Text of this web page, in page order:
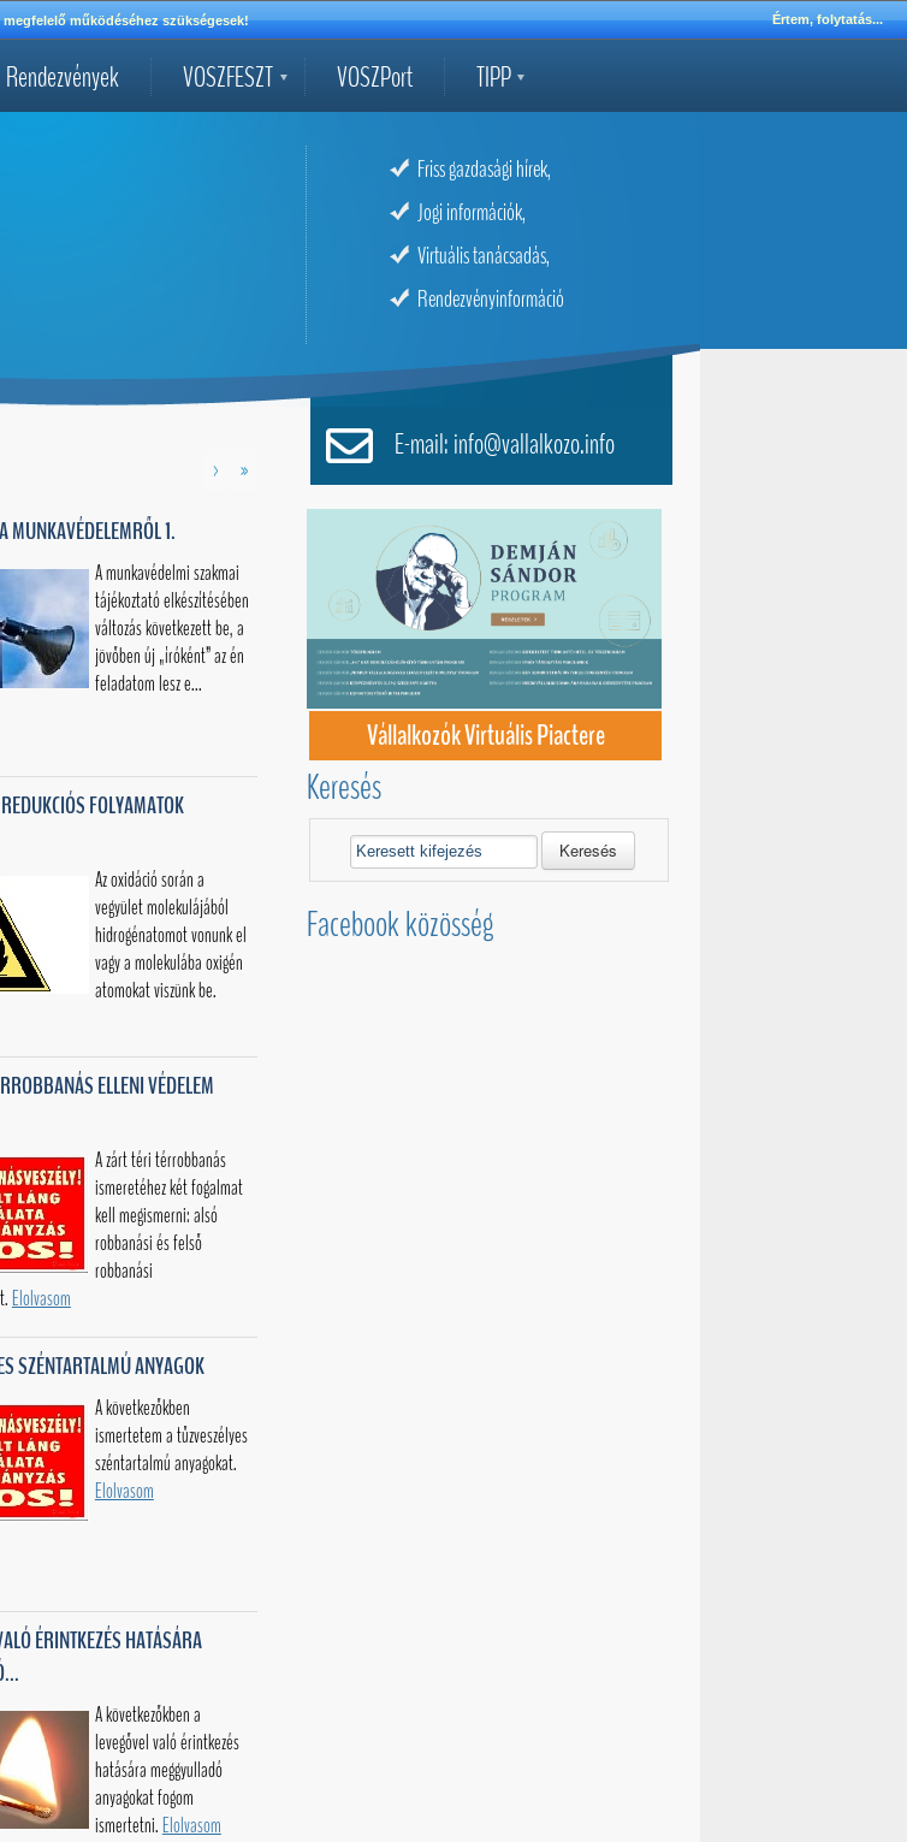
működéséhez szükségesek! Értem, folytatás...
Rendezvények VOSZFESZT VOSZPort TIPP
Friss gazdasági hírek,
Jogi információk,
Virtuális tanácsadás,
Rendezvényinformáció
> »
MUNKAVÉDELEMRŐL 1.
A munkavédelmi szakmai
tájékoztató elkészítésében
változás következett be, a
jövőben új „íróként” az én
feladatom lesz e...
FOLYAMATOK
Az oxidáció során a
vegyület molekulájából
hidrogénatomot vonunk el
vagy a molekulába oxigén
atomokat viszünk be.
ELLENI VÉDELEM
A zárt téri térrobbanás
ismeretéhez két fogalmat
kell megismerni: alsó
robbanási és felső
robbanási
Elolvasom
SZÉNTARTALMÚ ANYAGOK
A következőkben
ismertetem a tűzveszélyes
széntartalmú anyagokat.
Elolvasom
ÉRINTKEZÉS HATÁSÁRA
A következőkben a
levegővel való érintkezés
hatására meggyulladó
anyagokat fogom
ismertetni. Elolvasom
E-mail: info@vallalkozo.info
Vállalkozók Virtuális Piactere
Keresés
Keresés
Facebook közösség